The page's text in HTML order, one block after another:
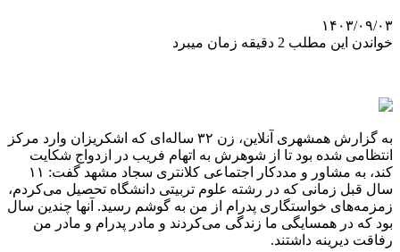
۱۴۰۳/۰۹/۰۳
خواندن این مطلب 2 دقیقه زمان میبرد
به گزارش همشهری آنلاین، زن ۳۲ ساله‌ای که اشکریزان وارد مرکز
انتظامی شده بود تا از شوهرش به اتهام فریب در ازدواج شکایت
کند، به مشاور و مددکار اجتماعی کلانتری سجاد مشهد گفت: ۱۱
سال قبل زمانی که در رشته علوم تربیتی دانشگاه تحصیل می‌کردم،
زمزمه‌های خواستگاری پدرام از من به گوشم رسید. آنها چندین سال
بود که در همسایگی ما زندگی می‌کردند و مادر پدرام و مادر من
رفاقت دیرینه داشتند.